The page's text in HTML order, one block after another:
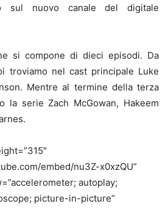
sul nuovo canale del digitale
si compone di dieci episodi. Da
troviamo nel cast principale Luke
Mentre al termine della terza
la serie Zach McGowan, Hakeem
embed/nu3Z-x0xzQU”
autoplay;
picture-in-picture”